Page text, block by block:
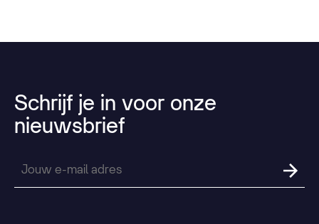
Schrijf je in voor onze
nieuwsbrief